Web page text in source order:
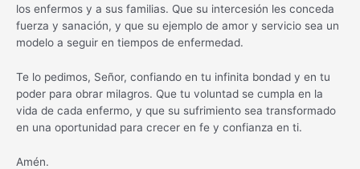
los enfermos y a sus familias. Que su intercesión les conceda
fuerza y sanación, y que su ejemplo de amor y servicio sea un
modelo a seguir en tiempos de enfermedad.
Te lo pedimos, Señor, confiando en tu infinita bondad y en tu
poder para obrar milagros. Que tu voluntad se cumpla en la
vida de cada enfermo, y que su sufrimiento sea transformado
en una oportunidad para crecer en fe y confianza en ti.
Amén.